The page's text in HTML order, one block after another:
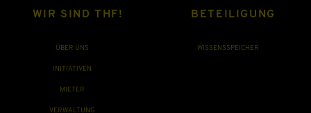
WIR SIND THF!
ÜBER UNS
INITIATIVEN
MIETER
VERWALTUNG
BETEILIGUNG
WISSENSSPEICHER